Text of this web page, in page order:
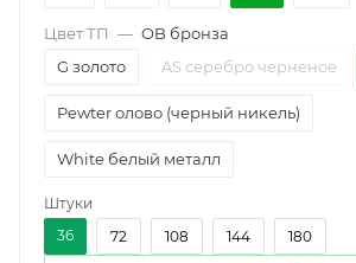
Цвет ТП — OB бронза
G золото
AS серебро черненое
Pewter олово (черный никель)
White белый металл
Штуки
36
72 108 144 180